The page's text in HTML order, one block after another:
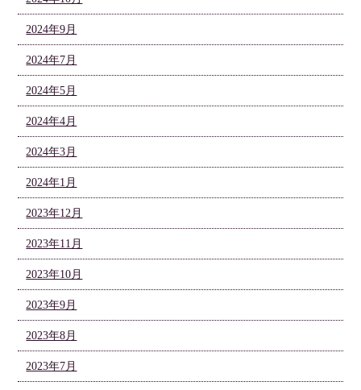
2024年9月
2024年7月
2024年5月
2024年4月
2024年3月
2024年1月
2023年12月
2023年11月
2023年10月
2023年9月
2023年8月
2023年7月